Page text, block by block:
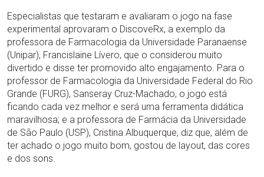
Especialistas que testaram e avaliaram o jogo na fase
experimental aprovaram o DiscoveRx, a exemplo da
professora de Farmacologia da Universidade Paranaense
(Unipar), Francislaine Lívero, que o considerou muito
divertido e disse ter promovido alto engajamento. Para o
professor de Farmacologia da Universidade Federal do Rio
Grande (FURG), Sanseray Cruz-Machado, o jogo está
ficando cada vez melhor e será uma ferramenta didática
maravilhosa; e a professora de Farmácia da Universidade
de São Paulo (USP), Cristina Albuquerque, diz que, além de
ter achado o jogo muito bom, gostou de layout, das cores
e dos sons.